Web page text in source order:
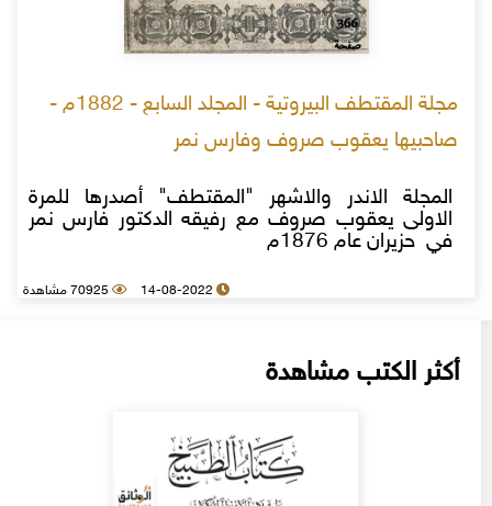
مجلة المقتطف البيروتية - المجلد السابع - 1882م -
صاحبيها يعقوب صروف وفارس نمر
المجلة الاندر والاشهر "المقتطف" أصدرها للمرة
الاولى يعقوب صروف مع رفيقه الدكتور فارس نمر
في حزيران عام 1876م
14-08-2022 70925 مشاهدة
أكثر الكتب مشاهدة